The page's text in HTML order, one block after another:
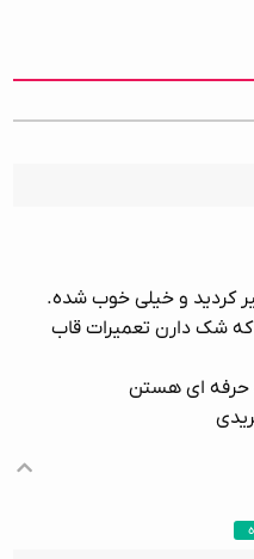
کردید و خیلی خوب شده.
که شک دارن تعمیرات قاب
حرفه ای هستن